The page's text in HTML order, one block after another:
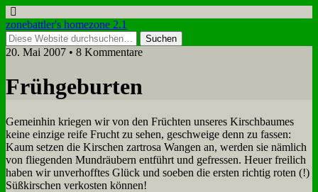
zonebattler's homezone 2.1
20. Mai 2007 • 8 Kommentare
Früh­ge­bur­ten
Ge­mein­hin krie­gen wir von den Früch­ten un­se­res Kirsch­bau­mes
kei­ne ein­zi­ge rei­fe Frucht zu se­hen, ge­schwei­ge denn zu fas­sen:
Kaum set­zen die Kir­schen zart­ro­sa Wan­gen an, wer­den sie näm­lich
von flie­gen­den Mund­räu­bern ent­führt und ge­fres­sen. Heu­er frei­lich
ha­ben wir un­ver­hoff­tes Glück und so­eben die er­sten rich­tig ro­ten (!)
Süß­kir­schen ver­ko­sten kön­nen!